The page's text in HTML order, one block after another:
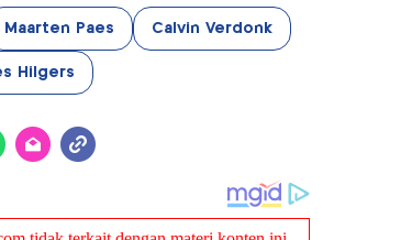
Maarten Paes Calvin Verdonk
Hilgers